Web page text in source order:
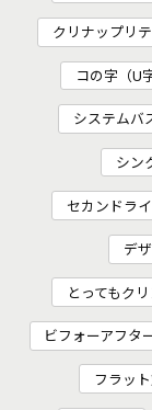
クリナップリ
コの字（U
システムバ
シン
セカンドラ
デ
とってもク
ビフォーアフタ
フラッ